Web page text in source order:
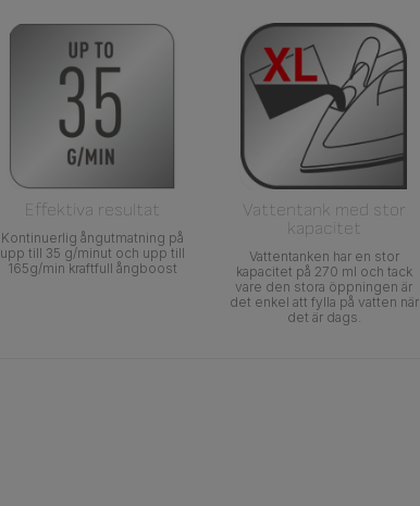
Effektiva resultat
Kontinuerlig ångutmatning på
upp till 35 g/minut och upp till
165g/min kraftfull ångboost
Vattentank med stor
kapacitet
Vattentanken har en stor
kapacitet på 270 ml och tack
vare den stora öppningen är
det enkel att fylla på vatten när
det är dags.